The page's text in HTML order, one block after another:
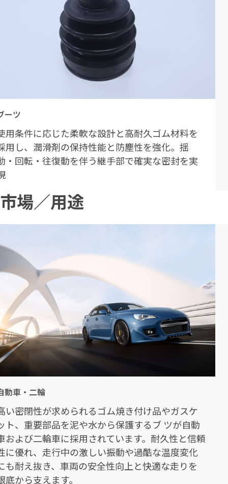
ーツ
用条件に応じた柔軟な設計と高耐久ゴム材料を
用し、潤滑剤の保持性能と防塵性を強化。揺
・回転・往復動を伴う継手部で確実な密封を実
市場／用途
動車・二輪
い密閉性が求められるゴム焼き付け品やガスケ
ト、重要部品を泥や水から保護するブ ツが自動
および二輪車に採用されています。耐久性と信頼
に優れ、走行中の激しい振動や過酷な温度変化
も耐え抜き、車両の安全性向上と快適な走りを
底から支えます。